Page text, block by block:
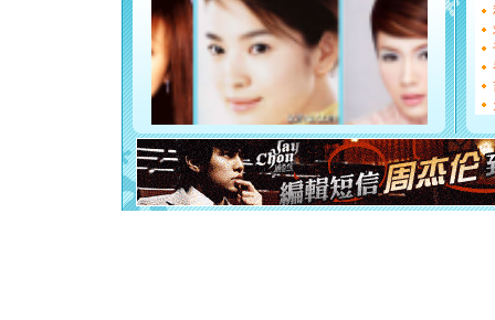
天都要快
[圣诞节]
如意,快
[元旦]
看
断电。
你是我
[元旦]
起；二是
离。水晶
[元旦]当
泣，这痛
卖了。水